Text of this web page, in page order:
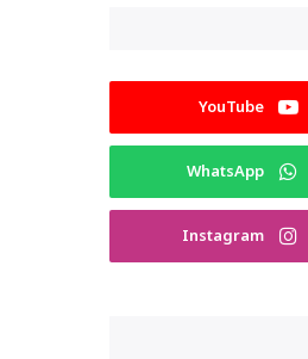
YouTube
WhatsApp
Instagram